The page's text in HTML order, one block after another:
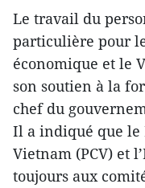
Le travail du
particulière pour
économique et le
son soutien à la
chef du
Il a indiqué que le
Vietnam (PCV) et
toujours aux